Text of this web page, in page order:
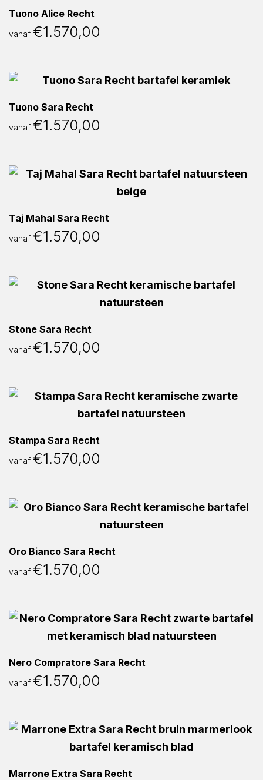
Tuono Alice Recht
vanaf €1.570,00
Tuono Sara Recht
vanaf €1.570,00
Taj Mahal Sara Recht
vanaf €1.570,00
Stone Sara Recht
vanaf €1.570,00
Stampa Sara Recht
vanaf €1.570,00
Oro Bianco Sara Recht
vanaf €1.570,00
Nero Compratore Sara Recht
vanaf €1.570,00
Marrone Extra Sara Recht